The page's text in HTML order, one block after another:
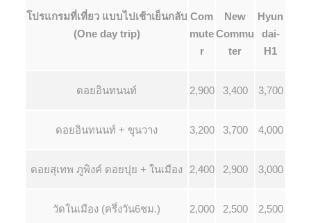
โปรแกรมที่เที่ยว แบบไปเช้าเย็นกลับ
(One day trip)
Com
mute
r
New
Commu
ter
Hyun
dai-
H1
ดอยอินทนนท์ 2,900 3,400 3,700
ดอยอินทนนท์ + ขุนวาง 3,200 3,700 4,000
ดอยสุเทพ ภูพิงค์ ดอยปุย + ในเมือง 2,400 2,900 3,000
วัดในเมือง (ครึ่งวัน6ชม.) 2,000 2,500 2,500